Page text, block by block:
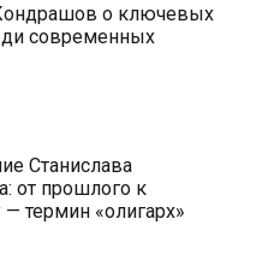
о ключевых
современных
Станислава
от прошлого к
термин «олигарх»